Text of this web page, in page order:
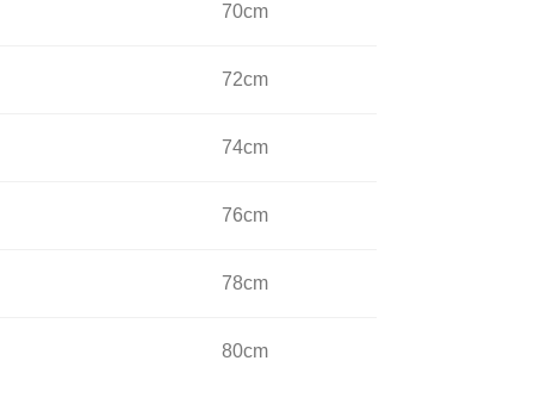
70cm
72cm
74cm
76cm
78cm
80cm